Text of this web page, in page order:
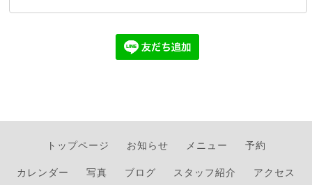
トップページ お知らせ メニュー
予約
カレンダー
写真 ブログ スタッフ紹介
アクセス